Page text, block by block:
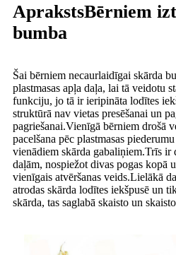
AprakstsBērniem
bumba
Šai bērniem necaurlaidīgai skārda
plastmasas apļa daļa, lai tā veidotu
funkciju, jo tā ir ieripināta lodītes
struktūrā nav vietas presēšanai un
pagriešanai.Vienīgā bērniem drošā
pacelšana pēc plastmasas
vienādiem skārda gabaliņiem.Trīs ir
daļām, nospiežot divas pogas kopā
vienīgais atvēršanas veids.Lielākā
atrodas skārda lodītes iekšpusē un
skārda, tas saglabā skaisto un